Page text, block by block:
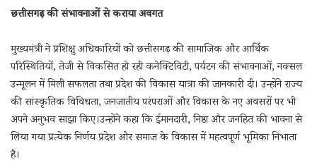
छत्तीसगढ़ की संभावनाओं से कराया अवगत
मुख्यमंत्री ने प्रशिक्षु अधिकारियों को छत्तीसगढ़ की सामाजिक और आर्थिक
परिस्थितियों, तेजी से विकसित हो रही कनेक्टिविटी, पर्यटन की संभावनाओं, नक्सल
उन्मूलन में मिली सफलता तथा प्रदेश की विकास यात्रा की जानकारी दी। उन्होंने राज्य
की सांस्कृतिक विविधता, जनजातीय परंपराओं और विकास के नए अवसरों पर भी
अपने अनुभव साझा किए।उन्होंने कहा कि ईमानदारी, निष्ठा और जनहित की भावना से
लिया गया प्रत्येक निर्णय प्रदेश और समाज के विकास में महत्वपूर्ण भूमिका निभाता
है।